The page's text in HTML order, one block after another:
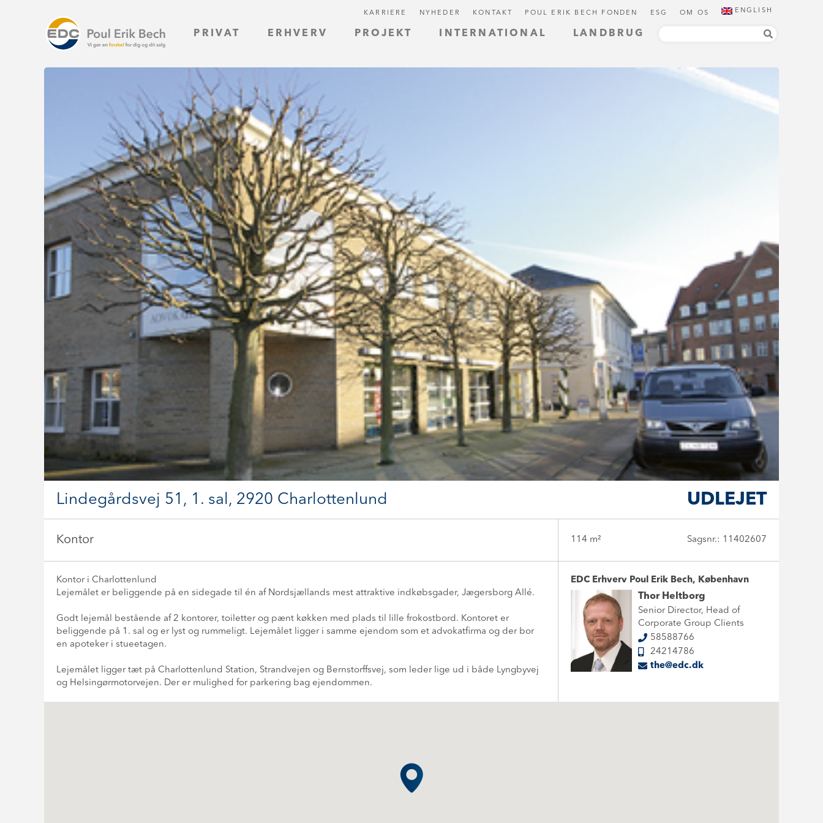
PRIVAT ERHVERV PROJEKT INTERNATIONAL LANDBRUG
KARRIERE NYHEDER KONTAKT POUL ERIK BECH FONDEN ESG OM OS ENGLISH
UDLEJET
Lindegårdsvej 51, 1. sal, 2920 Charlottenlund
Kontor 114 m² Sagsnr.: 11402607
Kontor i Charlottenlund
Lejemålet er beliggende på en sidegade til én af Nordsjællands mest attraktive indkøbsgader, Jægersborg Allé.
Godt lejemål bestående af 2 kontorer, toiletter og pænt køkken med plads til lille frokostbord. Kontoret er
beliggende på 1. sal og er lyst og rummeligt. Lejemålet ligger i samme ejendom som et advokatfirma og der bor
en apoteker i stueetagen.
Lejemålet ligger tæt på Charlottenlund Station, Strandvejen og Bernstorffsvej, som leder lige ud i både Lyngbyvej
og Helsingørmotorvejen. Der er mulighed for parkering bag ejendommen.
EDC Erhverv Poul Erik Bech, København
Thor Heltborg
Senior Director, Head of
Corporate Group Clients
58588766
24214786
the@edc.dk